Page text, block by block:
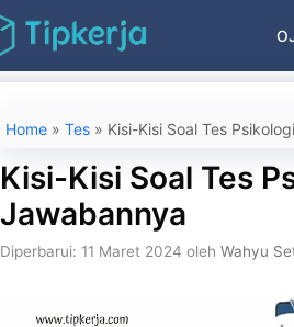
Home » Tes » Kisi-Kisi Soal Tes
Kisi-Kisi Soal Tes
Jawabannya
Diperbarui: 11 Maret 2024 oleh Wahyu